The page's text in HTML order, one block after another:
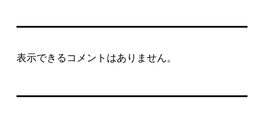
表示できるコメントはありません。